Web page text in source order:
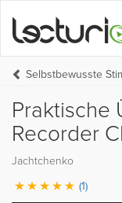
Selbstbewusste
Praktische
Recorder
Jachtchenko
(1)